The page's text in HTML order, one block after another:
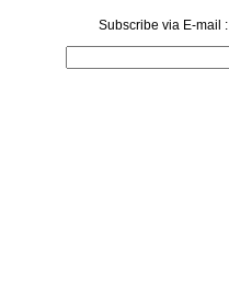
Subscribe via E-mail :